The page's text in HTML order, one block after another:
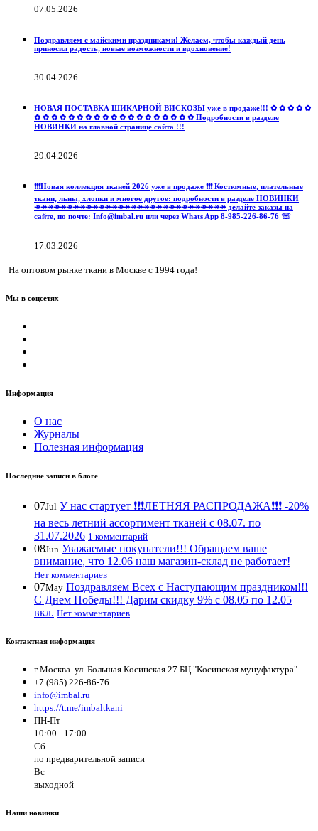
07.05.2026
Поздравляем с майскими праздниками! Желаем, чтобы каждый день
приносил радость, новые возможности и вдохновение!
30.04.2026
НОВАЯ ПОСТАВКА ШИКАРНОЙ ВИСКОЗЫ уже в продаже!!! ✿ ✿ ✿ ✿ ✿
✿ ✿ ✿ ✿ ✿ ✿ ✿ ✿ ✿ ✿ ✿ ✿ ✿ ✿ ✿ ✿ ✿ ✿ ✿ Подробности в разделе
НОВИНКИ на главной странице сайта !!!
29.04.2026
❗️❗️❗️Новая коллекция тканей 2026 уже в продаже ❗️❗️❗️ Костюмные, плательные
ткани, льны, хлопки и многое другое: подробности в разделе НОВИНКИ
↠↠↠↠↠↠↠↠↠↠↠↠↠↠↠↠↠↠↠↠↠↠↠↠↠↠↠↠↠↠ делайте заказы на
сайте, по почте: Info@imbal.ru или через Whats App 8-985-226-86-76 ☏
17.03.2026
На оптовом рынке ткани в Москве с 1994 года!
Мы в соцсетях
Информация
О нас
Журналы
Полезная информация
Последние записи в блоге
07Jul У нас стартует ❗️❗️❗️ЛЕТНЯЯ РАСПРОДАЖА❗️❗️❗️ -20%
на весь летний ассортимент тканей с 08.07. по
31.07.2026 1 комментарий
08Jun Уважаемые покупатели!!! Обращаем ваше
внимание, что 12.06 наш магазин-склад не работает!
Нет комментариев
07May Поздравляем Всех с Наступающим праздником!!!
С Днем Победы!!! Дарим скидку 9% с 08.05 по 12.05
вкл. Нет комментариев
Контактная информация
г Москва. ул. Большая Косинская 27 БЦ "Косинская мунуфактура"
+7 (985) 226-86-76
info@imbal.ru
https://t.me/imbaltkani
ПН-Пт
10:00 - 17:00
Сб
по предварительной записи
Вс
выходной
Наши новинки